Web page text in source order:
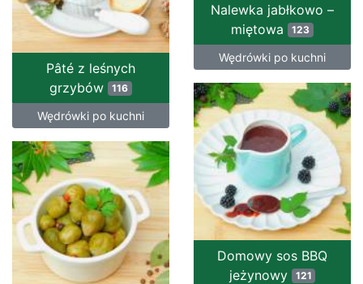
Nalewka jabłkowo –
miętowa 123
Wędrówki po kuchni
Pâté z leśnych
grzybów 116
Wędrówki po kuchni
Domowy sos BBQ
jeżynowy
121